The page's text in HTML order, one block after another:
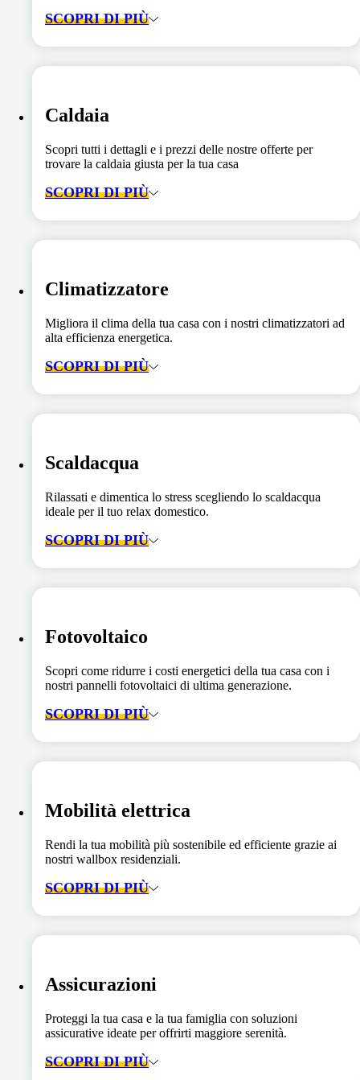
SCOPRI DI PIÙ
Caldaia
Scopri tutti i dettagli e i prezzi delle nostre offerte per
trovare la caldaia giusta per la tua casa
SCOPRI DI PIÙ
Climatizzatore
Migliora il clima della tua casa con i nostri climatizzatori ad
alta efficienza energetica.
SCOPRI DI PIÙ
Scaldacqua
Rilassati e dimentica lo stress scegliendo lo scaldacqua
ideale per il tuo relax domestico.
SCOPRI DI PIÙ
Fotovoltaico
Scopri come ridurre i costi energetici della tua casa con i
nostri pannelli fotovoltaici di ultima generazione.
SCOPRI DI PIÙ
Mobilità elettrica
Rendi la tua mobilità più sostenibile ed efficiente grazie ai
nostri wallbox residenziali.
SCOPRI DI PIÙ
Assicurazioni
Proteggi la tua casa e la tua famiglia con soluzioni
assicurative ideate per offrirti maggiore serenità.
SCOPRI DI PIÙ